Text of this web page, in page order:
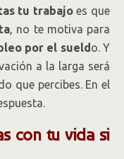
tu trabajoes que
, no te motiva para
por el sueldo. Y
a la larga será
que percibes. En el
con tu vida si